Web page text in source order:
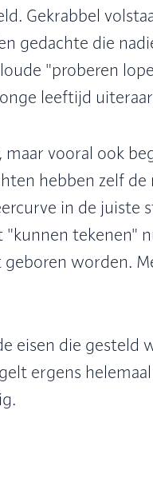
Gekrabbel
gedachte die
"proberen
leeftijd
vooral ook
hebben zelf de
in de juiste
"kunnen tekenen"
worden.
eisen die gesteld
ergens